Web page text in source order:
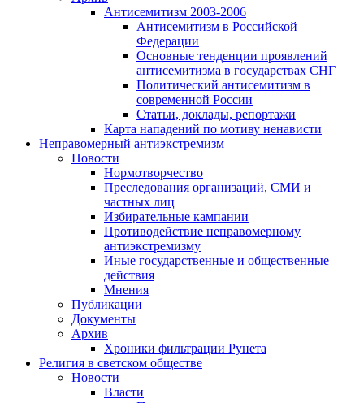
Антисемитизм 2003-2006
Антисемитизм в Российской
Федерации
Основные тенденции проявлений
антисемитизма в государствах СНГ
Политический антисемитизм в
современной России
Статьи, доклады, репортажи
Карта нападений по мотиву ненависти
Неправомерный антиэкстремизм
Новости
Нормотворчество
Преследования организаций, СМИ и
частных лиц
Избирательные кампании
Противодействие неправомерному
антиэкстремизму
Иные государственные и общественные
действия
Мнения
Публикации
Документы
Архив
Хроники фильтрации Рунета
Религия в светском обществе
Новости
Власти